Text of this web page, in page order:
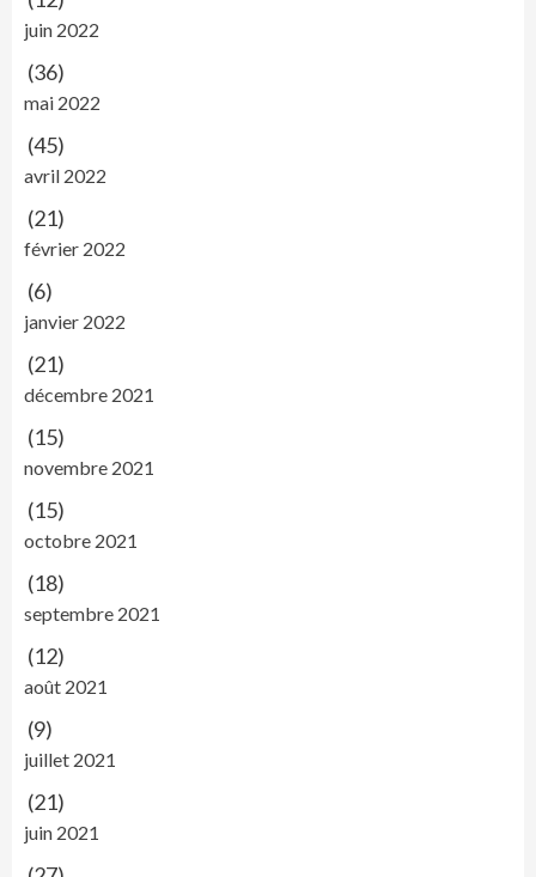
juin 2022
(36)
mai 2022
(45)
avril 2022
(21)
février 2022
(6)
janvier 2022
(21)
décembre 2021
(15)
novembre 2021
(15)
octobre 2021
(18)
septembre 2021
(12)
août 2021
(9)
juillet 2021
(21)
juin 2021